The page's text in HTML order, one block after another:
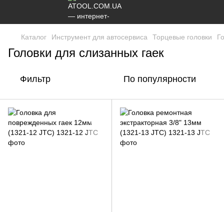
Каталог Инструмент для автосервиса Торцевые головки
Головки для слизанных гаек
Фильтр По популярности